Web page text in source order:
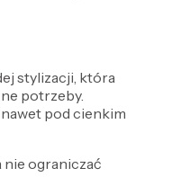
stylizacji, która
potrzeby.
pod cienkim
nie ograniczać